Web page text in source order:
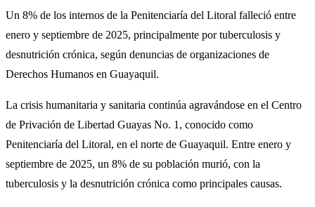
Un 8% de los internos de la Penitenciaría del Litoral falleció entre
enero y septiembre de 2025, principalmente por tuberculosis y
desnutrición crónica, según denuncias de organizaciones de
Derechos Humanos en Guayaquil.
La crisis humanitaria y sanitaria continúa agravándose en el Centro
de Privación de Libertad Guayas No. 1, conocido como
Penitenciaría del Litoral, en el norte de Guayaquil. Entre enero y
septiembre de 2025, un 8% de su población murió, con la
tuberculosis y la desnutrición crónica como principales causas.